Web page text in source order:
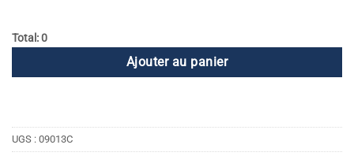
Total: 0
Ajouter au panier
UGS : 09013C